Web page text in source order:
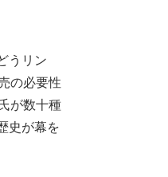
うリン
の必要性
が数十種
史が幕を